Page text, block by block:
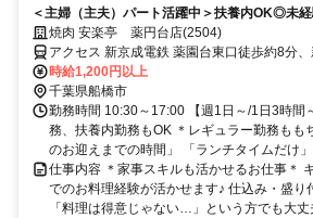
＜主婦（主夫）パート活躍中＞扶養内OK◎未
200円で食べられる賄いあり♪随時昇給◎
焼肉 安楽亭 薬円台店(2504)
アクセス 新京成電鉄 薬園台東口徒歩約8分、
約10分、新京成電鉄 北習志野西口徒歩約19
徒歩8分/車通勤OK！
時給1,200円以上
千葉県船橋市
勤務時間 10:30～17:00 【週1日～/1日3時間
務、扶養内勤務もOK ＊レギュラー勤務もも
のお迎えまでの時間」 「ランチタイムだけ」
仕事内容 ＊家事スキルも活かせるお仕事＊
でのお料理経験が活かせます♪ 仕込み・盛り
「料理は得意じゃない…」という方でも大